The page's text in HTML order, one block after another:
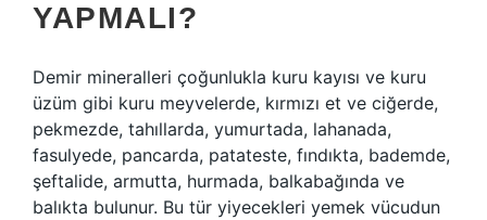
YAPMALI?
Demir mineralleri çoğunlukla kuru kayısı ve kuru
üzüm gibi kuru meyvelerde, kırmızı et ve ciğerde,
pekmezde, tahıllarda, yumurtada, lahanada,
fasulyede, pancarda, patateste, fındıkta, bademde,
şeftalide, armutta, hurmada, balkabağında ve
balıkta bulunur. Bu tür yiyecekleri yemek vücudun